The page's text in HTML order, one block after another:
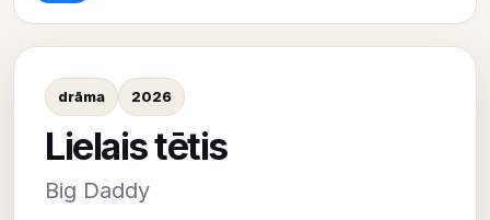
drāma 2026
Lielais tētis
Big Daddy